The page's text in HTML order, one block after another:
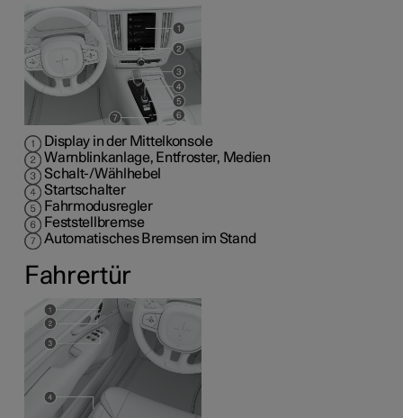
Display in der Mittelkonsole
Warnblinkanlage, Entfroster, Medien
Schalt-/Wählhebel
Startschalter
Fahrmodusregler
Feststellbremse
Automatisches Bremsen im Stand
Fahrertür